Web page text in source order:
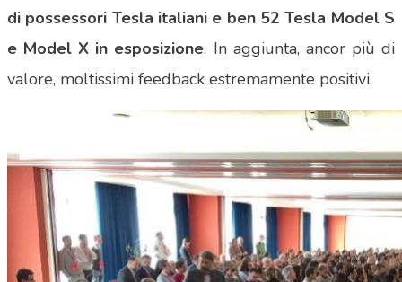
di possessori Tesla italiani e ben 52 Tesla Model S
e Model X in esposizione. In aggiunta, ancor più di
valore, moltissimi feedback estremamente positivi.